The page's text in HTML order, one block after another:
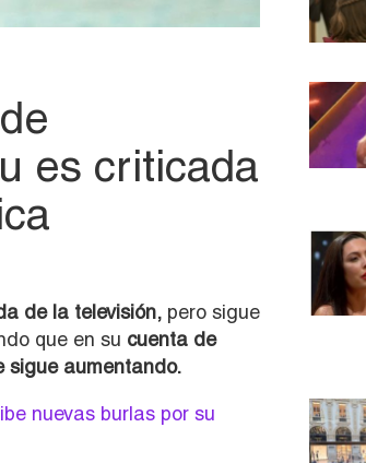
es criticada
de la televisión, pero sigue
que en su cuenta de
sigue aumentando.
nuevas burlas por su